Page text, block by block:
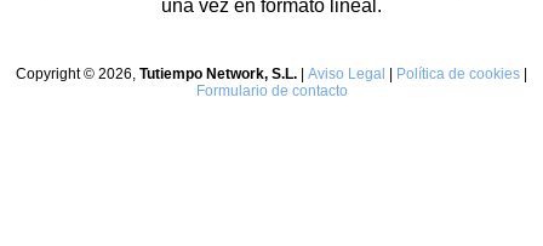
una vez en formato lineal.
Copyright © 2026, Tutiempo Network, S.L. Aviso Legal Política de cookies
Formulario de contacto